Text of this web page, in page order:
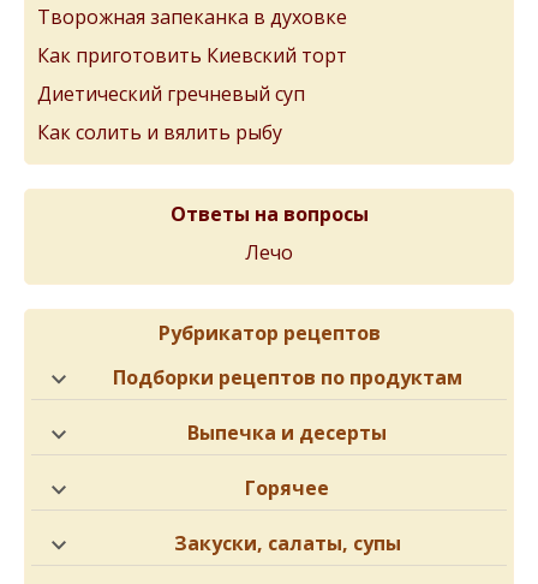
Творожная запеканка в духовке
Как приготовить Киевский торт
Диетический гречневый суп
Как солить и вялить рыбу
Ответы на вопросы
Лечо
Рубрикатор рецептов
Подборки рецептов по продуктам
Выпечка и десерты
Горячее
Закуски, салаты, супы